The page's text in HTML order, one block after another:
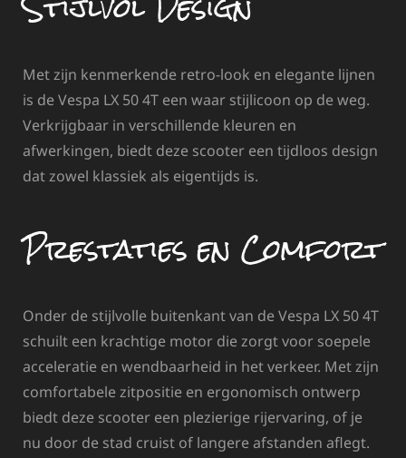
Met zijn kenmerkende retro-look en elegante lijnen
is de Vespa LX 50 4T een waar stijlicoon op de weg.
Verkrijgbaar in verschillende kleuren en
afwerkingen, biedt deze scooter een tijdloos design
dat zowel klassiek als eigentijds is.
Prestaties en Comfort
Onder de stijlvolle buitenkant van de Vespa LX 50 4T
schuilt een krachtige motor die zorgt voor soepele
acceleratie en wendbaarheid in het verkeer. Met zijn
comfortabele zitpositie en ergonomisch ontwerp
biedt deze scooter een plezierige rijervaring, of je
nu door de stad cruist of langere afstanden aflegt.